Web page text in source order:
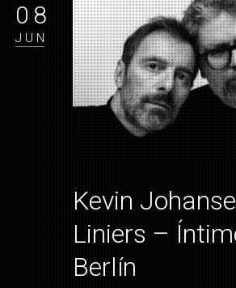
08
JUN
Kevin
Liniers –
Berlín